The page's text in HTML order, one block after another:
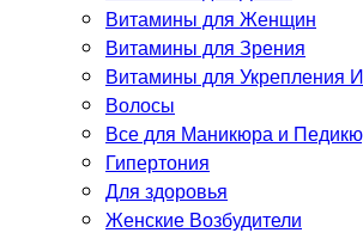
Витамины для Женщин
Витамины для Зрения
Витамины для Укрепления
Волосы
Все для Маникюра и
Гипертония
Для здоровья
Женские Возбудители